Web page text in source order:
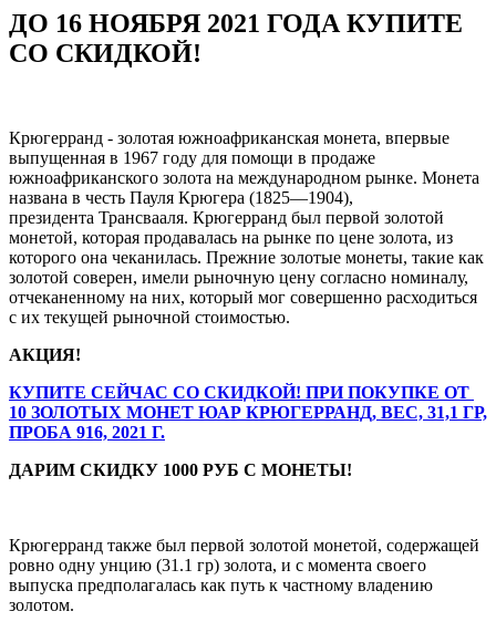
ДО 16 НОЯБРЯ 2021 ГОДА КУПИТЕ
СО СКИДКОЙ!
Крюгерранд - золотая южноафриканская монета, впервые
выпущенная в 1967 году для помощи в продаже
южноафриканского золота на международном рынке. Монета
названа в честь Пауля Крюгера (1825—1904),
президента Трансвааля. Крюгерранд был первой золотой
монетой, которая продавалась на рынке по цене золота, из
которого она чеканилась. Прежние золотые монеты, такие как
золотой соверен, имели рыночную цену согласно номиналу,
отчеканенному на них, который мог совершенно расходиться
с их текущей рыночной стоимостью.
АКЦИЯ!
КУПИТЕ СЕЙЧАС СО СКИДКОЙ! ПРИ ПОКУПКЕ ОТ
10 ЗОЛОТЫХ МОНЕТ ЮАР КРЮГЕРРАНД, ВЕС, 31,1 ГР,
ПРОБА 916, 2021 Г.
ДАРИМ СКИДКУ 1000 РУБ С МОНЕТЫ!
Крюгерранд также был первой золотой монетой, содержащей
ровно одну унцию (31.1 гр) золота, и с момента своего
выпуска предполагалась как путь к частному владению
золотом.